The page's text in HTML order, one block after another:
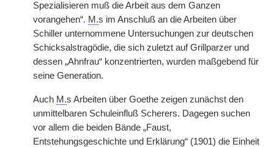
Spezialisieren muß die Arbeit aus dem Ganzen
vorangehen“. M.s im Anschluß an die Arbeiten über
Schiller unternommene Untersuchungen zur deutschen
Schicksalstragödie, die sich zuletzt auf Grillparzer und
dessen „Ahnfrau“ konzentrierten, wurden maßgebend für
seine Generation.
Auch M.s Arbeiten über Goethe zeigen zunächst den
unmittelbaren Schuleinfluß Scherers. Dagegen suchen
vor allem die beiden Bände „Faust,
Entstehungsgeschichte und Erklärung“ (1901) die Einheit